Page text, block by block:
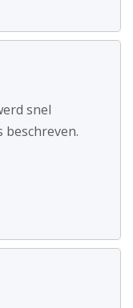
snel
beschreven.